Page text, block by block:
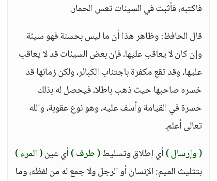
فاكتبه، فأثبت في السيئات تعس الحمار.
قال الحافظ: وظاهر هذا أن ما ليس بحسنة فهو سيئة
وإن كان لا يعاقب عليها، فإن بعض السيئات قد لا يعاقب
عليها، وقد تقع مكفرة باجتناب الكبائر، ولكن زمانها قد
خسره صاحبها حيث ذهب باطلا، فيحصل له بذلك
حسرة في القيامة وأسف عليه، وهو نوع عقوبة، والله
تعالى أعلم.
( وإرسال )أي إطلاق وتسليط( طرف )أي عين( المرء )
بتثليث الميم: الإنسان أو الرجل ولا جمع له من لفظه، وما